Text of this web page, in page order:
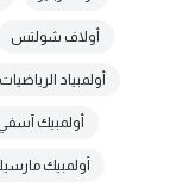
أولاف شولتس
أولمبياد
أولمبيك
أولمبيك